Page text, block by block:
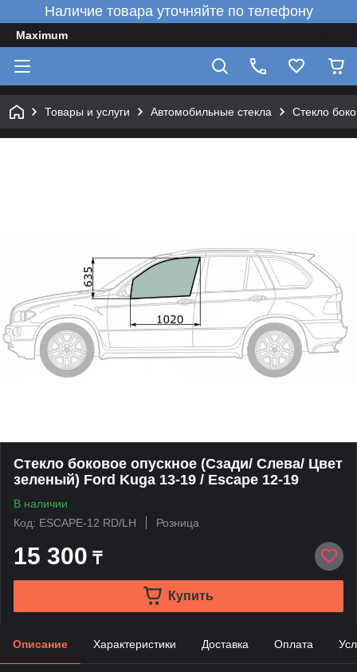
Наличие товара уточняйте по телефону
Maximum
Товары и услуги Автомобильные стекла Стекло
Стекло боковое опускное (Сзади/ Слева/ Цвет
зеленый) Ford Kuga 13-19 / Escape 12-19
В наличии
Код: ESCAPE-12 RD/LH
Розница
15 300 ₸
Купить
Описание Характеристики Доставка Оплата